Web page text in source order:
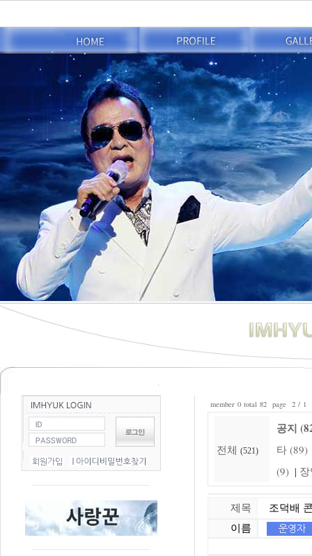
member 0 total 82 page 2 / 1
전체 (521)
공지
타 (89)
(9) |
제목
조덕배
이름